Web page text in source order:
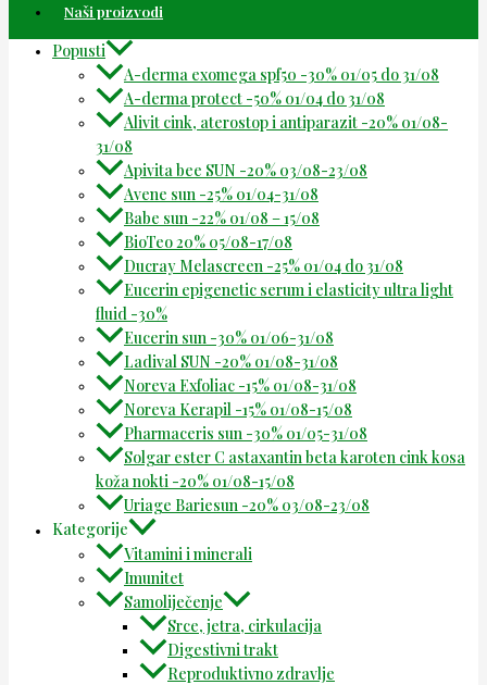
Naši proizvodi
Popusti
A-derma exomega spf50 -30% 01/05 do 31/08
A-derma protect -50% 01/04 do 31/08
Alivit cink, aterostop i antiparazit -20% 01/08-
31/08
Apivita bee SUN -20% 03/08-23/08
Avene sun -25% 01/04-31/08
Babe sun -22% 01/08 – 15/08
BioTeo 20% 05/08-17/08
Ducray Melascreen -25% 01/04 do 31/08
Eucerin epigenetic serum i elasticity ultra light
fluid -30%
Eucerin sun -30% 01/06-31/08
Ladival SUN -20% 01/08-31/08
Noreva Exfoliac -15% 01/08-31/08
Noreva Kerapil -15% 01/08-15/08
Pharmaceris sun -30% 01/05-31/08
Solgar ester C astaxantin beta karoten cink kosa
koža nokti -20% 01/08-15/08
Uriage Bariesun -20% 03/08-23/08
Kategorije
Vitamini i minerali
Imunitet
Samoliječenje
Srce, jetra, cirkulacija
Digestivni trakt
Reproduktivno zdravlje